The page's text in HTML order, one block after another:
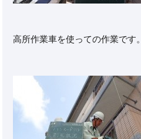
高所作業車を使っての作業です。